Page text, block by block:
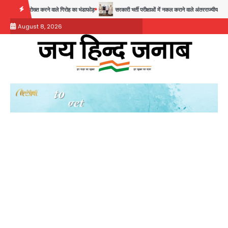
content
करने वाले गिरोह का भंडाफोड़ सरकारी भर्ती परीक्षाओं में नकल कराने वाले अंतरराज्यीय गिरोह का भंडाफोड़,
August 8, 2026